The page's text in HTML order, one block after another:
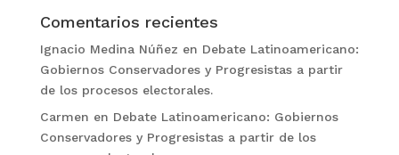
Comentarios recientes
Ignacio Medina Núñez en Debate Latinoamericano:
Gobiernos Conservadores y Progresistas a partir
de los procesos electorales.
Carmen en Debate Latinoamericano: Gobiernos
Conservadores y Progresistas a partir de los